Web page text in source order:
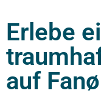
Erlebe
auf Fanø